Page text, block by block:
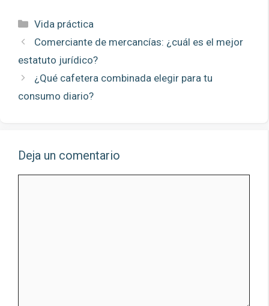
Categorías
Vida práctica
Comerciante de mercancías: ¿cuál es el mejor
estatuto jurídico?
¿Qué cafetera combinada elegir para tu
consumo diario?
Deja un comentario